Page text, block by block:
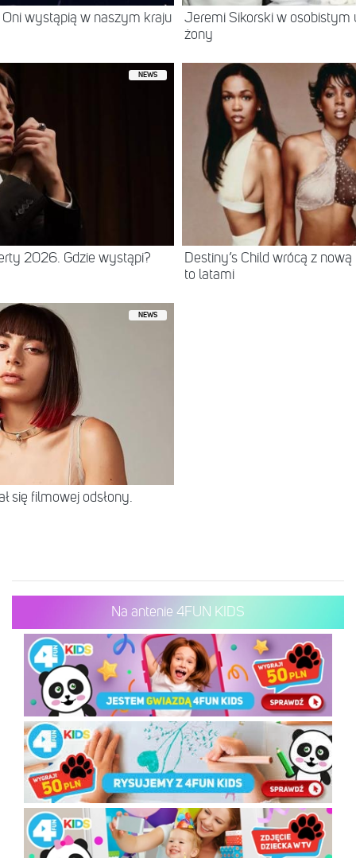
wystąpią w naszym kraju
Jeremi Sikorski w osobistym
żony
NEWS
2026. Gdzie wystąpi?
Destiny’s Child wrócą z
to latami
NEWS
się filmowej odsłony.
Na antenie 4FUN KIDS